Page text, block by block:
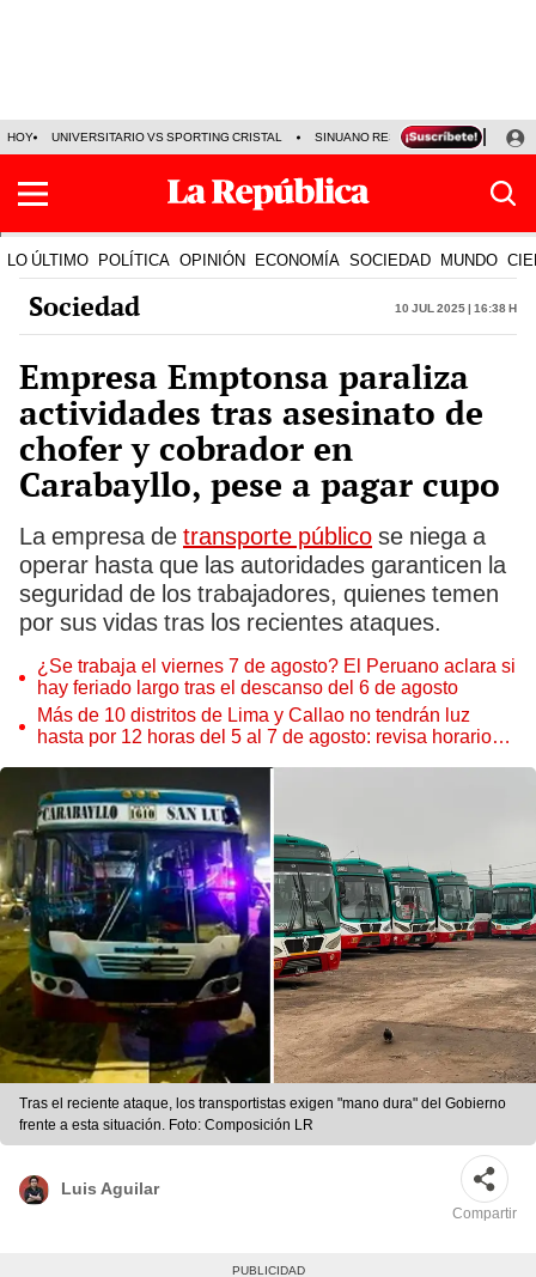
HOY UNIVERSITARIO VS SPORTING CRISTAL SINUANO RESULTADOS HOY
LO ÚLTIMO POLÍTICA OPINIÓN ECONOMÍA SOCIEDAD MUNDO
Sociedad 10 Jul 2025 | 16:38 h
Empresa Emptonsa paraliza
actividades tras asesinato de
chofer y cobrador en
Carabayllo, pese a pagar cupo
La empresa de transporte público se niega a
operar hasta que las autoridades garanticen la
seguridad de los trabajadores, quienes temen
por sus vidas tras los recientes ataques.
¿Se trabaja el viernes 7 de agosto? El Peruano aclara si
hay feriado largo tras el descanso del 6 de agosto
Más de 10 distritos de Lima y Callao no tendrán luz
hasta por 12 horas del 5 al 7 de agosto: revisa horarios y
Tras el reciente ataque, los transportistas exigen "mano dura" del Gobierno
frente a esta situación. Foto: Composición LR
Luis Aguilar
Compartir